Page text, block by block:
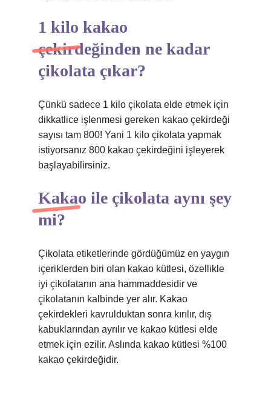
1 kilo kakao
çekirdeğinden ne kadar
çikolata çıkar?
Çünkü sadece 1 kilo çikolata elde etmek için
dikkatlice işlenmesi gereken kakao çekirdeği
sayısı tam 800! Yani 1 kilo çikolata yapmak
istiyorsanız 800 kakao çekirdeğini işleyerek
başlayabilirsiniz.
Kakao ile çikolata aynı şey
mi?
Çikolata etiketlerinde gördüğümüz en yaygın
içeriklerden biri olan kakao kütlesi, özellikle
iyi çikolatanın ana hammaddesidir ve
çikolatanın kalbinde yer alır. Kakao
çekirdekleri kavrulduktan sonra kırılır, dış
kabuklarından ayrılır ve kakao kütlesi elde
etmek için ezilir. Aslında kakao kütlesi %100
kakao çekirdeğidir.